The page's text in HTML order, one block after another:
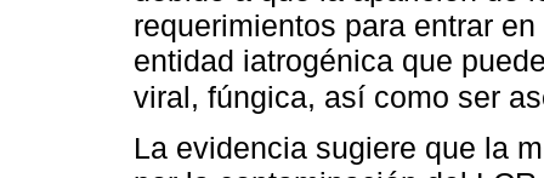
requerimientos para entrar
entidad iatrogénica que
viral, fúngica, así como ser
La evidencia sugiere que la